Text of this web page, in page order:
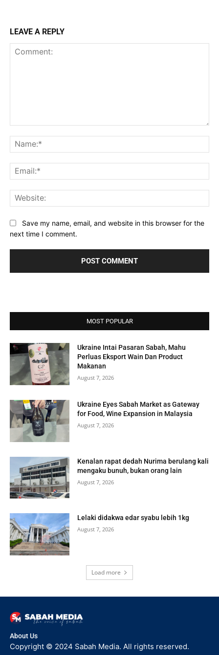
LEAVE A REPLY
Save my name, email, and website in this browser for the
next time I comment.
MOST POPULAR
Ukraine Intai Pasaran Sabah, Mahu
Perluas Eksport Wain Dan Product
Makanan
August 7, 2026
Ukraine Eyes Sabah Market as Gateway
for Food, Wine Expansion in Malaysia
August 7, 2026
Kenalan rapat dedah Nurima berulang kali
mengaku bunuh, bukan orang lain
August 7, 2026
Lelaki didakwa edar syabu lebih 1kg
August 7, 2026
Load more
About Us
Copyright © 2024 Sabah Media. All rights reserved.